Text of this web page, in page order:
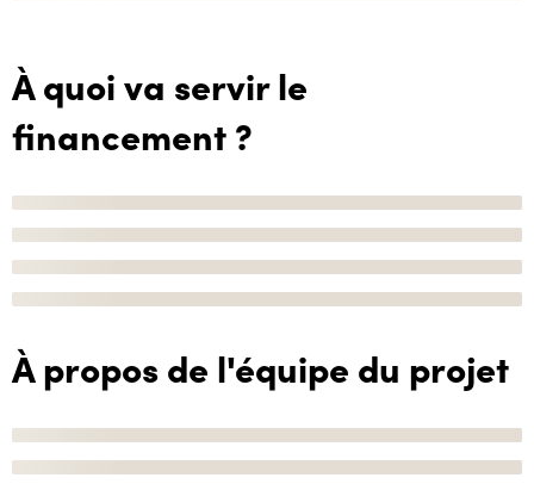
À quoi va servir le
financement ?
À propos de l'équipe du projet